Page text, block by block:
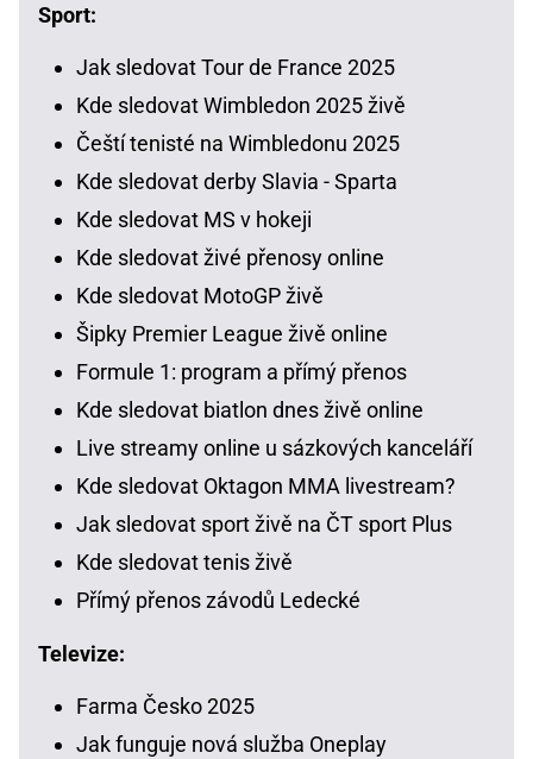
Sport:
Jak sledovat Tour de France 2025
Kde sledovat Wimbledon 2025 živě
Čeští tenisté na Wimbledonu 2025
Kde sledovat derby Slavia - Sparta
Kde sledovat MS v hokeji
Kde sledovat živé přenosy online
Kde sledovat MotoGP živě
Šipky Premier League živě online
Formule 1: program a přímý přenos
Kde sledovat biatlon dnes živě online
Live streamy online u sázkových kanceláří
Kde sledovat Oktagon MMA livestream?
Jak sledovat sport živě na ČT sport Plus
Kde sledovat tenis živě
Přímý přenos závodů Ledecké
Televize:
Farma Česko 2025
Jak funguje nová služba Oneplay